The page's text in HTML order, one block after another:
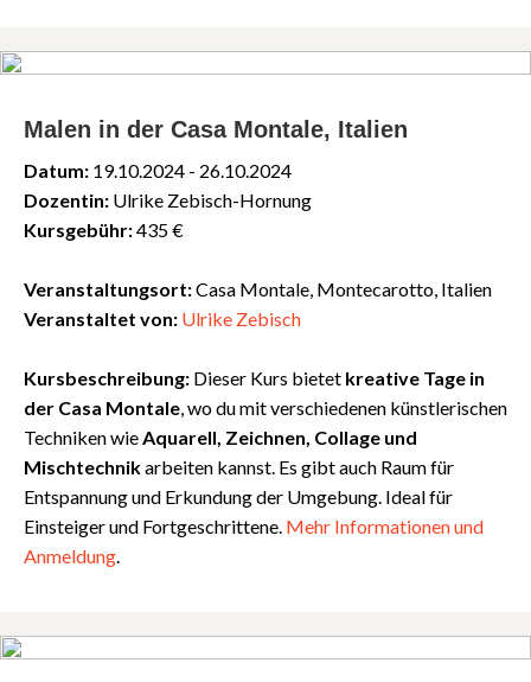
Malen in der Casa Montale, Italien
Datum: 19.10.2024 - 26.10.2024
Dozentin: Ulrike Zebisch-Hornung
Kursgebühr:435 €
Veranstaltungsort:Casa Montale, Montecarotto, Italien
Veranstaltet von: Ulrike Zebisch
Kursbeschreibung: Dieser Kurs bietet kreative Tage in
der Casa Montale, wo du mit verschiedenen künstlerischen
Techniken wieAquarell, Zeichnen, Collage und
Mischtechnikarbeiten kannst. Es gibt auch Raum für
Entspannung und Erkundung der Umgebung. Ideal für
Einsteiger und Fortgeschrittene. Mehr Informationenund
Anmeldung.